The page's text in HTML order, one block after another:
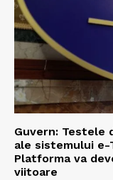
Guvern:
ale sistemului e-
Platforma va
viitoare